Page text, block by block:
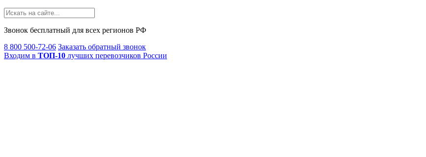
Звонок бесплатный для всех регионов РФ
8 800 500-72-06 Заказать обратный звонок
Входим в ТОП-10 лучших перевозчиков России